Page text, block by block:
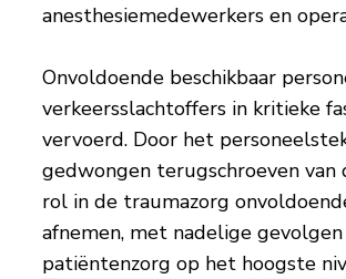
anesthesiemedewerkers en
Onvoldoende beschikbaar
verkeersslachtoffers in kritieke
vervoerd. Door het
gedwongen terugschroeven van
rol in de traumazorg
afnemen, met nadelige
patiëntenzorg op het hoogste